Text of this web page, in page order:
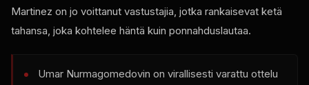
Martinez on jo voittanut vastustajia, jotka rankaisevat ketä
tahansa, joka kohtelee häntä kuin ponnahduslautaa.
Umar Nurmagomedovin on virallisesti varattu ottelu